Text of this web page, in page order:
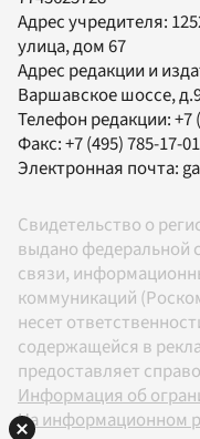
Адрес учредителя:
улица, дом 67
Адрес редакции и
Варшавское шоссе,
Телефон редакции:+7
Факс:+7 (495) 785-17-01
Электронная почта:
Свидетельство о
выдано федеральной
связи,
коммуникаций
несет
содержащейся в
предоставляет
Информация об
На информационном